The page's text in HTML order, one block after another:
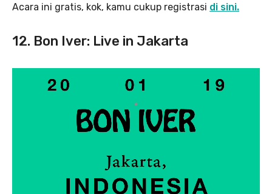
Acara ini gratis, kok, kamu cukup registrasi di sini.
12. Bon Iver: Live in Jakarta